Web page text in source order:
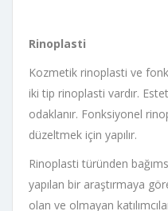
Rinoplasti
Kozmetik rinoplasti ve
iki tip rinoplasti vardır.
odaklanır. Fonksiyonel
düzeltmek için yapılır.
Rinoplasti türünden
yapılan bir araştırmaya
olan ve olmayan